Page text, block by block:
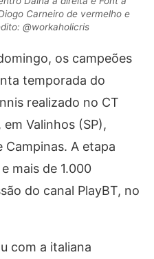
Carneiro de vermelho e
@workaholicris
os campeões
temporada do
realizado no CT
em Valinhos (SP),
A etapa
mais de 1.000
do canal PlayBT, no
com a italiana